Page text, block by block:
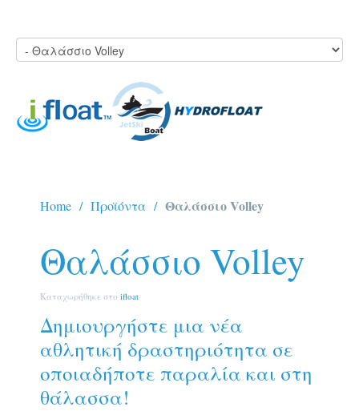
Home Προϊόντα Θαλάσσιο Volley
Θαλάσσιο Volley
Καταχωρήθηκε στο ifloat
Δημιουργήστε μια νέα
αθλητική δραστηριότητα σε
οποιαδήποτε παραλία και στη
θάλασσα!